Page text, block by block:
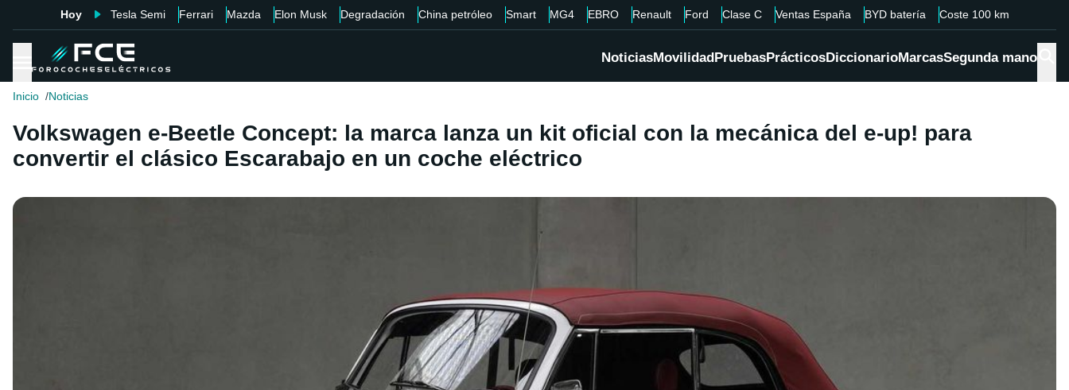
Hoy Tesla Semi Ferrari Mazda Elon Musk Degradación China petróleo Smart MG4 EBRO Renault Ford Clase C Ventas España BYD batería Coste 100 km
NoticiasMovilidadPruebasPrácticosDiccionarioMarcasSegunda mano
Inicio Noticias
Volkswagen e-Beetle Concept: la marca lanza un kit oficial con la mecánica del e-up! para
convertir el clásico Escarabajo en un coche eléctrico